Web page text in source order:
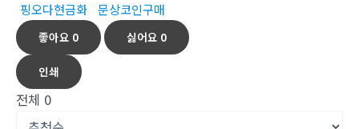
핑오다현금화 문상코인구매
좋아요 0 싫어요 0
인쇄
전체 0